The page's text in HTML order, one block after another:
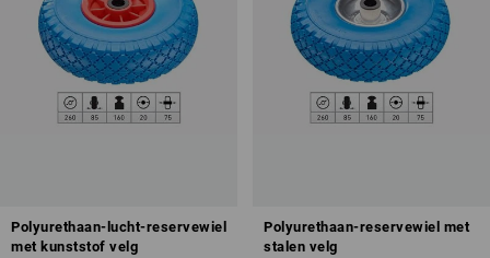
Polyurethaan-lucht-reservewiel
met kunststof velg
Polyurethaan-reservewiel met
stalen velg